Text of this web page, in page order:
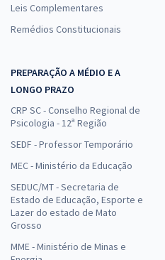
Leis Complementares
Remédios Constitucionais
PREPARAÇÃO A MÉDIO E A
LONGO PRAZO
CRP SC - Conselho Regional de
Psicologia - 12ª Região
SEDF - Professor Temporário
MEC - Ministério da Educação
SEDUC/MT - Secretaria de
Estado de Educação, Esporte e
Lazer do estado de Mato
Grosso
MME - Ministério de Minas e